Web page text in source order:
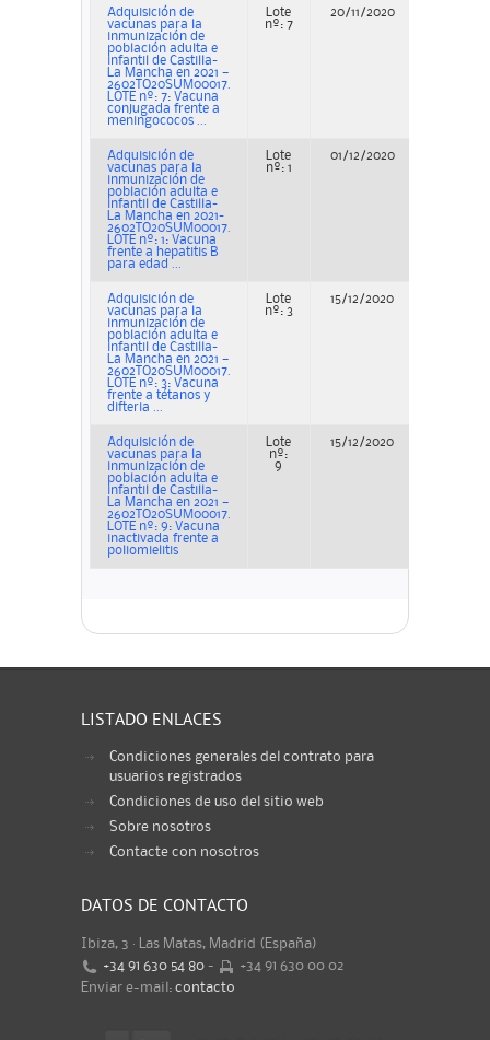
Adquisición de
vacunas para la
inmunización de
población adulta e
infantil de Castilla-
La Mancha en 2021 —
2602TO20SUM00017.
LOTE nº: 7: Vacuna
conjugada frente a
meningococos ...
Lote
nº: 7
20/11/2020
Adquisición de
vacunas para la
inmunización de
población adulta e
infantil de Castilla-
La Mancha en 2021-
2602TO20SUM00017.
LOTE nº: 1: Vacuna
frente a hepatitis B
para edad ...
Lote
nº: 1
01/12/2020
Adquisición de
vacunas para la
inmunización de
población adulta e
infantil de Castilla-
La Mancha en 2021 —
2602TO20SUM00017.
LOTE nº: 3: Vacuna
frente a tétanos y
difteria ...
Lote
nº: 3
15/12/2020
Adquisición de
vacunas para la
inmunización de
población adulta e
infantil de Castilla-
La Mancha en 2021 —
2602TO20SUM00017.
LOTE nº: 9: Vacuna
inactivada frente a
poliomielitis
Lote
nº:
9
15/12/2020
LISTADO ENLACES
Condiciones generales del contrato para
usuarios registrados
Condiciones de uso del sitio web
Sobre nosotros
Contacte con nosotros
DATOS DE CONTACTO
Ibiza, 3 · Las Matas, Madrid (España)
+34 91 630 54 80 -
+34 91 630 00 02
Enviar e-mail: contacto